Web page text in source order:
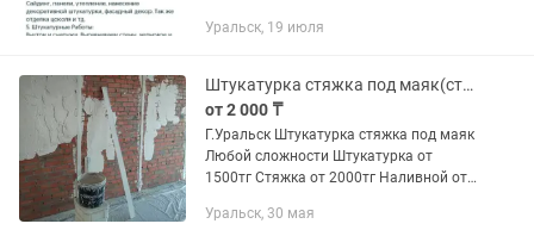
Уральск, 19 июля
Штукатурка стяжка под маяк(строительные услуги)
от 2 000 ₸
Г.Уральск Штукатурка стяжка под маяк
Любой сложности Штукатурка от
1500тг Стяжка от 2000тг Наливной от
ламинат от 1800тг Отмостки от 2500тг
Уральск, 30 мая